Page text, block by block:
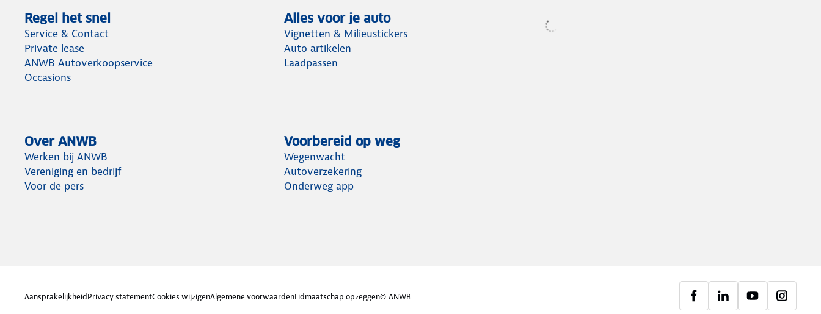
Regel het snel
Service & Contact
Private lease
ANWB Autoverkoopservice
Occasions
Alles voor je auto
Vignetten & Milieustickers
Auto artikelen
Laadpassen
Over ANWB
Werken bij ANWB
Vereniging en bedrijf
Voor de pers
Voorbereid op weg
Wegenwacht
Autoverzekering
Onderweg app
AansprakelijkheidPrivacy statementCookies wijzigenAlgemene voorwaardenLidmaatschap opzeggen© ANWB